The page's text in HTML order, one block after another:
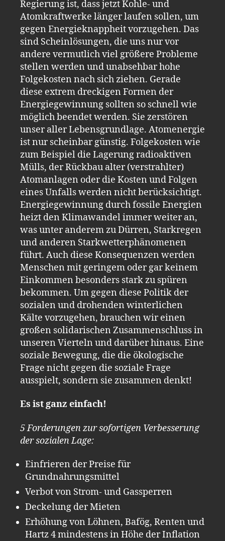
Regierung ist, dass jetzt Kohle- und
Atomkraftwerke länger laufen sollen, um
gegen Energieknappheit vorzugehen. Das
sind Scheinlösungen, die uns nur vor
andere vermutlich viel größere Probleme
stellen werden und unabsehbar hohe
Folgekosten nach sich ziehen. Gerade
diese extrem dreckigen Formen der
Energiegewinnung sollten so schnell wie
möglich beendet werden. Sie zerstören
unser aller Lebensgrundlage. Atomenergie
ist nur scheinbar günstig. Folgekosten wie
zum Beispiel die Lagerung radioaktiven
Mülls, der Rückbau alter (verstrahlter)
Atomanlagen oder die Kosten und Folgen
eines Unfalls werden nicht berücksichtigt.
Energiegewinnung durch fossile Energien
heizt den Klimawandel immer weiter an,
was unter anderem zu Dürren, Starkregen
und anderen Starkwetterphänomenen
führt. Auch diese Konsequenzen werden
Menschen mit geringem oder gar keinem
Einkommen besonders stark zu spüren
bekommen. Um gegen diese Politik der
sozialen und drohenden winterlichen
Kälte vorzugehen, brauchen wir einen
großen solidarischen Zusammenschluss in
unseren Vierteln und darüber hinaus. Eine
soziale Bewegung, die die ökologische
Frage nicht gegen die soziale Frage
ausspielt, sondern sie zusammen denkt!
Es ist ganz einfach!
5 Forderungen zur sofortigen Verbesserung
der sozialen Lage:
Einfrieren der Preise für
Grundnahrungsmittel
Verbot von Strom- und Gassperren
Deckelung der Mieten
Erhöhung von Löhnen, Bafög, Renten und
Hartz 4 mindestens in Höhe der Inflation